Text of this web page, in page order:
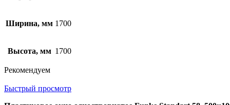
Ширина, мм 1700
Высота, мм 1700
Рекомендуем
Быстрый просмотр